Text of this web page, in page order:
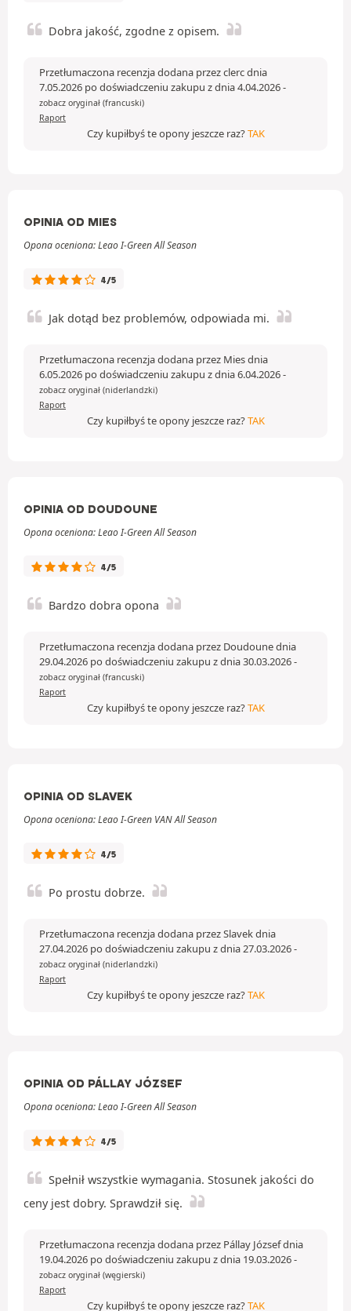
Dobra jakość, zgodne z opisem.
Przetłumaczona recenzja dodana przez clerc dnia
7.05.2026 po doświadczeniu zakupu z dnia 4.04.2026-
zobacz oryginał (francuski)
Raport
Czy kupiłbyś te opony jeszcze raz?TAK
OPINIA OD MIES
Opona oceniona: Leao I-Green All Season
4/5
Jak dotąd bez problemów, odpowiada mi.
Przetłumaczona recenzja dodana przez Mies dnia
6.05.2026 po doświadczeniu zakupu z dnia 6.04.2026-
zobacz oryginał (niderlandzki)
Raport
Czy kupiłbyś te opony jeszcze raz?TAK
OPINIA OD DOUDOUNE
Opona oceniona: Leao I-Green All Season
4/5
Bardzo dobra opona
Przetłumaczona recenzja dodana przez Doudoune dnia
29.04.2026 po doświadczeniu zakupu z dnia 30.03.2026-
zobacz oryginał (francuski)
Raport
Czy kupiłbyś te opony jeszcze raz?TAK
OPINIA OD SLAVEK
Opona oceniona: Leao I-Green VAN All Season
4/5
Po prostu dobrze.
Przetłumaczona recenzja dodana przez Slavek dnia
27.04.2026 po doświadczeniu zakupu z dnia 27.03.2026-
zobacz oryginał (niderlandzki)
Raport
Czy kupiłbyś te opony jeszcze raz?TAK
OPINIA OD PÁLLAY JÓZSEF
Opona oceniona: Leao I-Green All Season
4/5
Spełnił wszystkie wymagania. Stosunek jakości do
ceny jest dobry. Sprawdził się.
Przetłumaczona recenzja dodana przez Pállay József dnia
19.04.2026 po doświadczeniu zakupu z dnia 19.03.2026-
zobacz oryginał (węgierski)
Raport
Czy kupiłbyś te opony jeszcze raz?TAK